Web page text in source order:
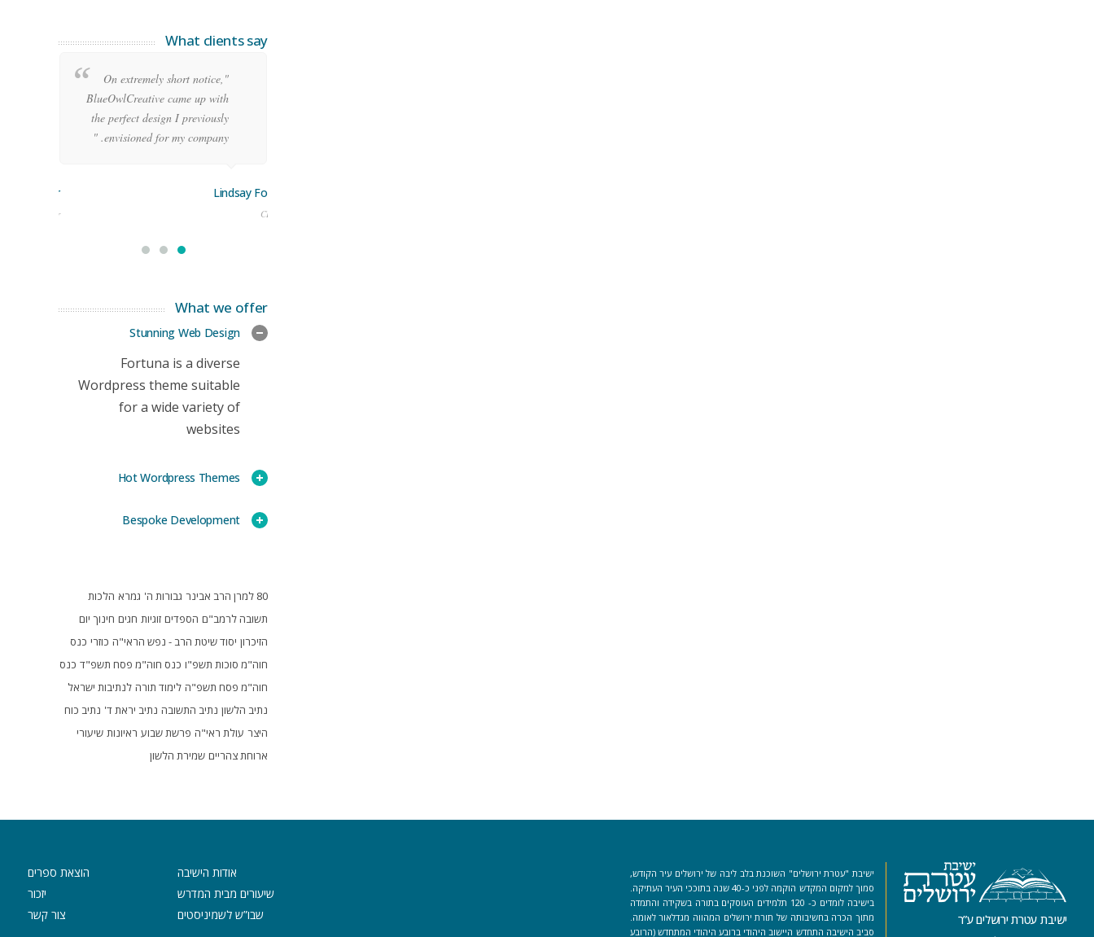
What clients say
"On extremely short notice,
BlueOwlCreative came up with
the perfect design I previously
envisioned for my company. "
Lindsay Ford
CEO
Stoner
Manager
What we offer
Stunning Web Design
Fortuna is a diverse
Wordpress theme suitable
for a wide variety of
websites
Hot Wordpress Themes
Bespoke Development
80 למרן הרב אבינר גבורות ה' גמרא הלכות
תשובה לרמב"ם הספדים זוגיות חגים חינוך יום
הזיכרון יסוד שיטת הרב - נפש הראי"ה כוזרי כנס
חוה"מ סוכות תשפ"ו כנס חוה"מ פסח תשפ"ד כנס
חוה"מ פסח תשפ"ה לימוד תורה לנתיבות ישראל
נתיב הלשון נתיב התשובה נתיב יראת ד' נתיב כוח
היצר עולת ראי"ה פרשת שבוע ראיונות שיעורי
ארוחת צהריים שמירת הלשון
ישיבת עטרת ירושלים ע”ר
ישיבת "עטרת ירושלים" השוכנת בלב ליבה של ירושלים עיר הקודש,
סמוך למקום המקדש הוקמה לפני כ-40 שנה בתוככי העיר העתיקה.
בישיבה לומדים כ- 120 תלמידים העוסקים בתורה בשקידה והתמדה
מתוך הכרה בחשיבותה של תורת ירושלים המהווה מגדלאור לאומה.
סביב הישיבה התחדש היישוב היהודי ברובע היהודי המתחדש (הרובע
אודות הישיבה
שיעורים מבית המדרש
שבו”ש לשמיניסטים
הוצאת ספרים
יזכור
צור קשר